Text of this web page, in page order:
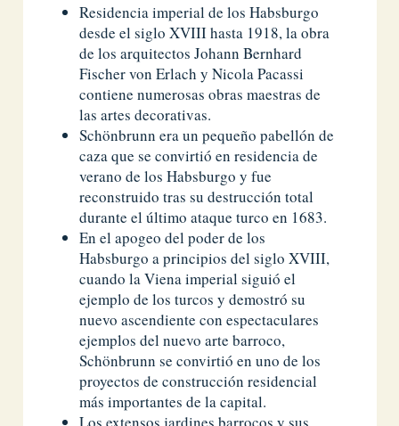
Residencia imperial de los Habsburgo
desde el siglo XVIII hasta 1918, la obra
de los arquitectos Johann Bernhard
Fischer von Erlach y Nicola Pacassi
contiene numerosas obras maestras de
las artes decorativas.
Schönbrunn era un pequeño pabellón de
caza que se convirtió en residencia de
verano de los Habsburgo y fue
reconstruido tras su destrucción total
durante el último ataque turco en 1683.
En el apogeo del poder de los
Habsburgo a principios del siglo XVIII,
cuando la Viena imperial siguió el
ejemplo de los turcos y demostró su
nuevo ascendiente con espectaculares
ejemplos del nuevo arte barroco,
Schönbrunn se convirtió en uno de los
proyectos de construcción residencial
más importantes de la capital.